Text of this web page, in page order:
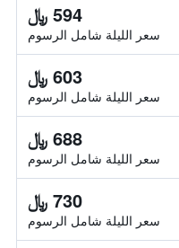
594 ﷼
سعر الليلة شامل الرسوم
603 ﷼
سعر الليلة شامل الرسوم
688 ﷼
سعر الليلة شامل الرسوم
730 ﷼
سعر الليلة شامل الرسوم